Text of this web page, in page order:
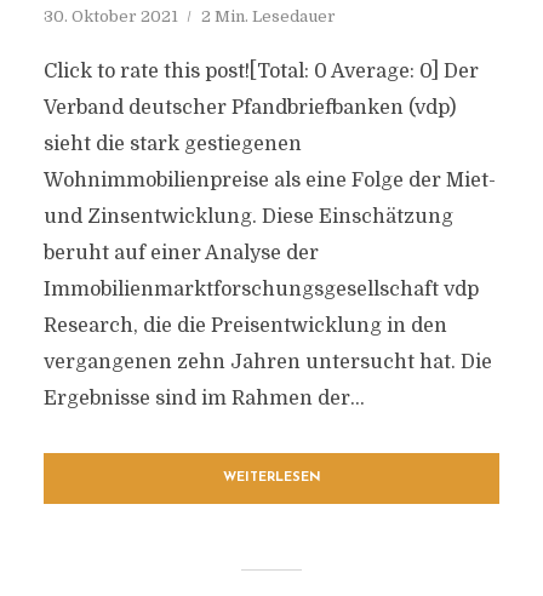
30. Oktober 2021 2 Min. Lesedauer
Click to rate this post![Total: 0 Average: 0] Der
Verband deutscher Pfandbriefbanken (vdp)
sieht die stark gestiegenen
Wohnimmobilienpreise als eine Folge der Miet-
und Zinsentwicklung. Diese Einschätzung
beruht auf einer Analyse der
Immobilienmarktforschungsgesellschaft vdp
Research, die die Preisentwicklung in den
vergangenen zehn Jahren untersucht hat. Die
Ergebnisse sind im Rahmen der...
WEITERLESEN